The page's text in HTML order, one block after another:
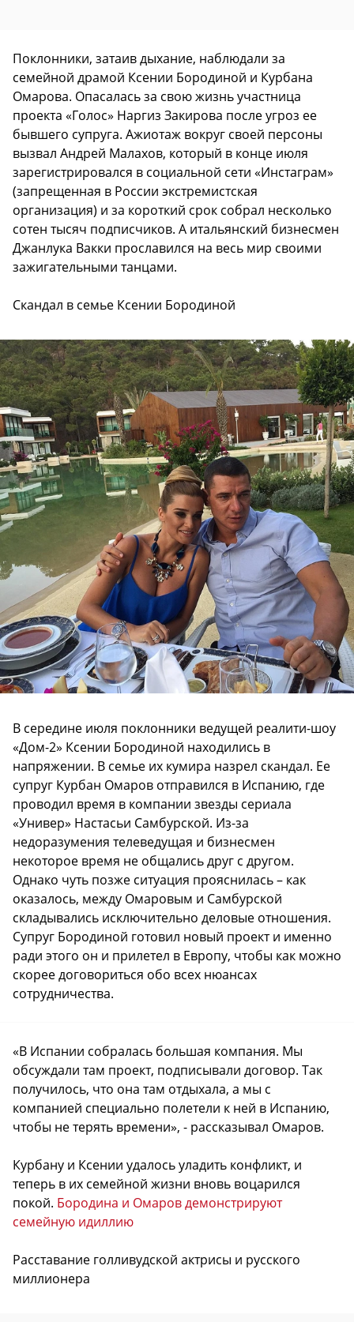
Поклонники, затаив дыхание, наблюдали за
семейной драмой Ксении Бородиной и Курбана
Омарова. Опасалась за свою жизнь участница
проекта «Голос» Наргиз Закирова после угроз ее
бывшего супруга. Ажиотаж вокруг своей персоны
вызвал Андрей Малахов, который в конце июля
зарегистрировался в социальной сети «Инстаграм»
(запрещенная в России экстремистская
организация) и за короткий срок собрал несколько
сотен тысяч подписчиков. А итальянский бизнесмен
Джанлука Вакки прославился на весь мир своими
зажигательными танцами.
Скандал в семье Ксении Бородиной
В середине июля поклонники ведущей реалити-шоу
«Дом-2» Ксении Бородиной находились в
напряжении. В семье их кумира назрел скандал. Ее
супруг Курбан Омаров отправился в Испанию, где
проводил время в компании звезды сериала
«Универ» Настасьи Самбурской. Из-за
недоразумения телеведущая и бизнесмен
некоторое время не общались друг с другом.
Однако чуть позже ситуация прояснилась – как
оказалось, между Омаровым и Самбурской
складывались исключительно деловые отношения.
Супруг Бородиной готовил новый проект и именно
ради этого он и прилетел в Европу, чтобы как можно
скорее договориться обо всех нюансах
сотрудничества.
«В Испании собралась большая компания. Мы
обсуждали там проект, подписывали договор. Так
получилось, что она там отдыхала, а мы с
компанией специально полетели к ней в Испанию,
чтобы не терять времени», - рассказывал Омаров.
Курбану и Ксении удалось уладить конфликт, и
теперь в их семейной жизни вновь воцарился
покой. Бородина и Омаров демонстрируют
семейную идиллию
Расставание голливудской актрисы и русского
миллионера